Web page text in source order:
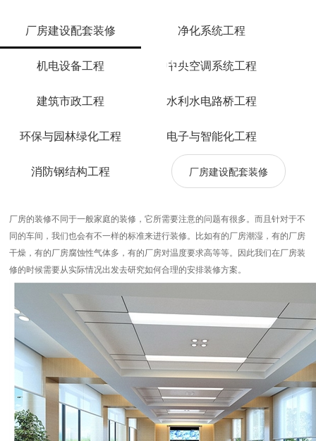
SERVICE
厂房建设配套装修 净化系统工程
机电设备工程 中央空调系统工程
建筑市政工程 水利水电路桥工程
环保与园林绿化工程 电子与智能化工程
消防钢结构工程 厂房建设配套装修
厂房的装修不同于一般家庭的装修，它所需要注意的问题有很多。而且针对于不
同的车间，我们也会有不一样的标准来进行装修。比如有的厂房潮湿，有的厂房
干燥，有的厂房腐蚀性气体多，有的厂房对温度要求高等等。因此我们在厂房装
修的时候需要从实际情况出发去研究如何合理的安排装修方案。